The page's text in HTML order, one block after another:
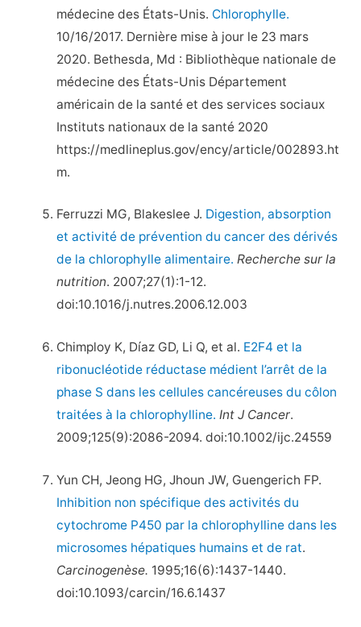
médecine des États-Unis. Chlorophylle.
10/16/2017. Dernière mise à jour le 23 mars
2020. Bethesda, Md : Bibliothèque nationale de
médecine des États-Unis Département
américain de la santé et des services sociaux
Instituts nationaux de la santé 2020
https://medlineplus.gov/ency/article/002893.ht
m.
Ferruzzi MG, Blakeslee J. Digestion, absorption
et activité de prévention du cancer des dérivés
de la chlorophylle alimentaire. Recherche sur la
nutrition. 2007;27(1):1-12.
doi:10.1016/j.nutres.2006.12.003
Chimploy K, Díaz GD, Li Q, et al. E2F4 et la
ribonucléotide réductase médient l’arrêt de la
phase S dans les cellules cancéreuses du côlon
traitées à la chlorophylline. Int J Cancer.
2009;125(9):2086-2094. doi:10.1002/ijc.24559
Yun CH, Jeong HG, Jhoun JW, Guengerich FP.
Inhibition non spécifique des activités du
cytochrome P450 par la chlorophylline dans les
microsomes hépatiques humains et de rat.
Carcinogenèse. 1995;16(6):1437-1440.
doi:10.1093/carcin/16.6.1437